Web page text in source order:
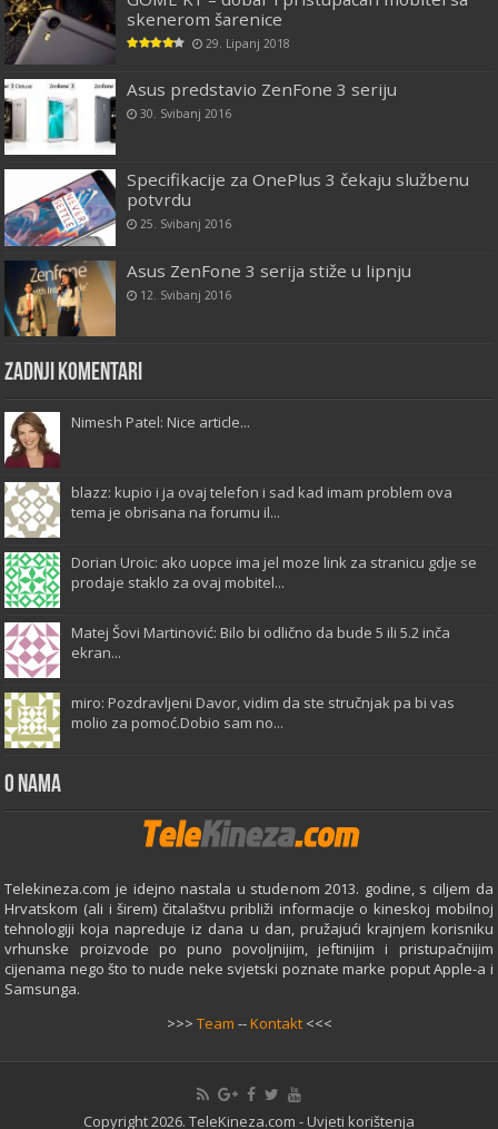
skenerom šarenice
29. Lipanj 2018
Asus predstavio ZenFone 3 seriju
30. Svibanj 2016
Specifikacije za OnePlus 3 čekaju službenu
potvrdu
25. Svibanj 2016
Asus ZenFone 3 serija stiže u lipnju
12. Svibanj 2016
Zadnji komentari
Nimesh Patel: Nice article...
blazz: kupio i ja ovaj telefon i sad kad imam problem ova
tema je obrisana na forumu il...
Dorian Uroic: ako uopce ima jel moze link za stranicu gdje se
prodaje staklo za ovaj mobitel...
Matej Šovi Martinović: Bilo bi odlično da bude 5 ili 5.2 inča
ekran...
miro: Pozdravljeni Davor, vidim da ste stručnjak pa bi vas
molio za pomoć.Dobio sam no...
O Nama
Telekineza.com je idejno nastala u studenom 2013. godine, s ciljem da
Hrvatskom (ali i širem) čitalaštvu približi informacije o kineskoj mobilnoj
tehnologiji koja napreduje iz dana u dan, pružajući krajnjem korisniku
vrhunske proizvode po puno povoljnijim, jeftinijim i pristupačnijim
cijenama nego što to nude neke svjetski poznate marke poput Apple-a i
Samsunga.
>>> Team --Kontakt<<<
Copyright 2026. TeleKineza.com - Uvjeti korištenja